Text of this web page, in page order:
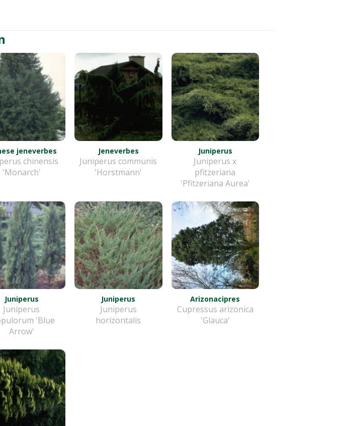
jeneverbes
chinensis
'Monarch'
Jeneverbes
Juniperus communis
'Horstmann'
Juniperus
Juniperus x
pfitzeriana
'Pfitzeriana Aurea'
Juniperus
Juniperus
'Blue
Arrow'
Juniperus
Juniperus
horizontalis
Arizonacipres
Cupressus arizonica
'Glauca'